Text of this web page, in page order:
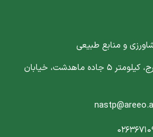
و منابع طبیعی
آدرس : استان البرز، کرج، کیلومتر 5 جاده ماهدشت، خیابان